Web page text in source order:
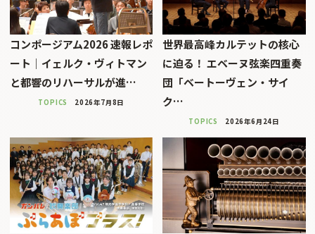
コンポージアム2026 速報レポ
ート｜イェルク・ヴィトマン
と都響のリハーサルが進…
TOPICS 2026年7月8日
世界最高峰カルテットの核心
に迫る！ エベーヌ弦楽四重奏
団「ベートーヴェン・サイ
ク…
TOPICS 2026年6月24日